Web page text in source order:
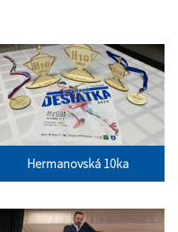
Hermanovská 10ka